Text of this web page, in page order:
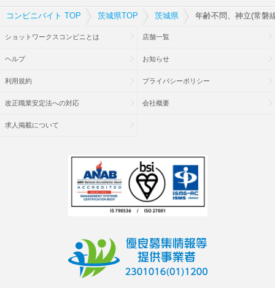
コンビニバイト TOP 茨城県TOP 茨城県 年齢不問、神立(常磐
ショットワークスコンビニとは 店舗一覧
ヘルプ お知らせ
利用規約 プライバシーポリシー
改正職業安定法への対応 会社概要
求人掲載について